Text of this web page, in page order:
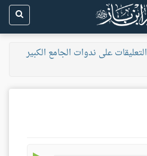
التعليقات على ندوات الجامع الكبير